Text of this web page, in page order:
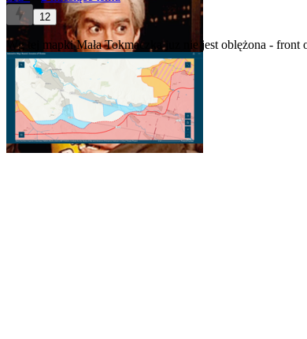
12
Wg tej mapki Mała Tokmaczka juz nie jest oblężona - front